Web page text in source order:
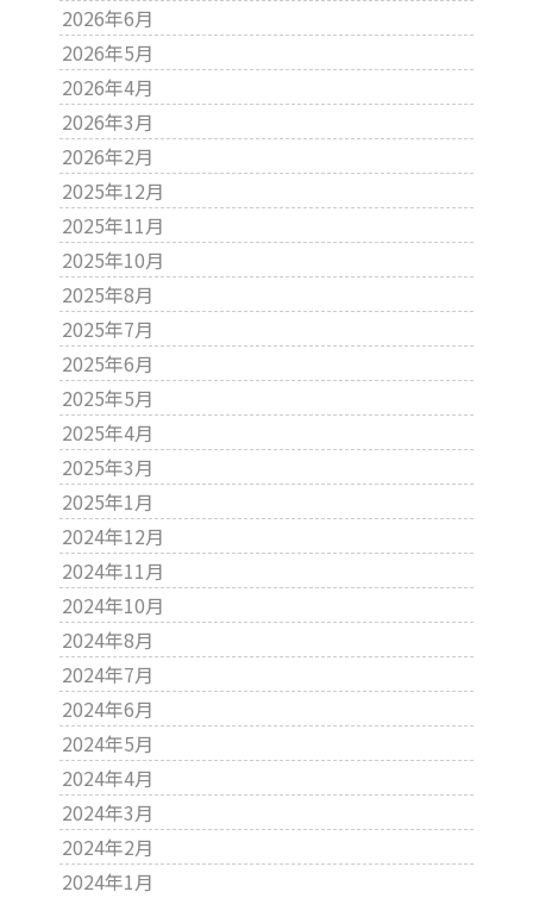
2026年6月
2026年5月
2026年4月
2026年3月
2026年2月
2025年12月
2025年11月
2025年10月
2025年8月
2025年7月
2025年6月
2025年5月
2025年4月
2025年3月
2025年1月
2024年12月
2024年11月
2024年10月
2024年8月
2024年7月
2024年6月
2024年5月
2024年4月
2024年3月
2024年2月
2024年1月